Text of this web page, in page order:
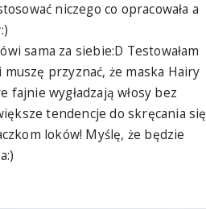
niczego co opracowała a
sama za siebie:D Testowałam
przyznać, że maska Hairy
wygładzają włosy bez
tendencje do skręcania się
loków! Myślę, że będzie